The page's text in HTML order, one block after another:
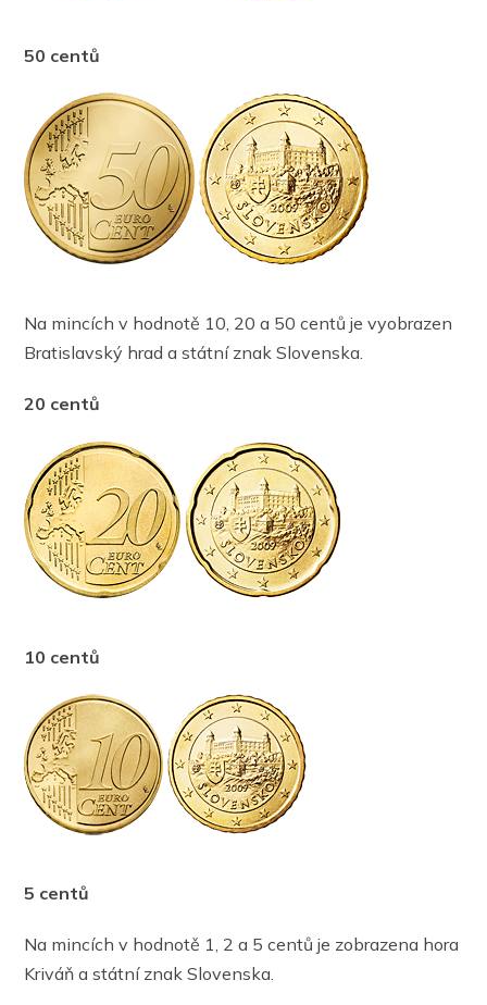
50 centů
Na mincích v hodnotě 10, 20 a 50 centů je vyobrazen
Bratislavský hrad a státní znak Slovenska.
20 centů
10 centů
5 centů
Na mincích v hodnotě 1, 2 a 5 centů je zobrazena hora
Kriváň a státní znak Slovenska.